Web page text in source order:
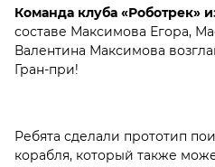
Команда клуба «Роботрек»
составе Максимова Егора,
Валентина Максимова
Гран-при!
Ребята сделали прототип
корабля, который также